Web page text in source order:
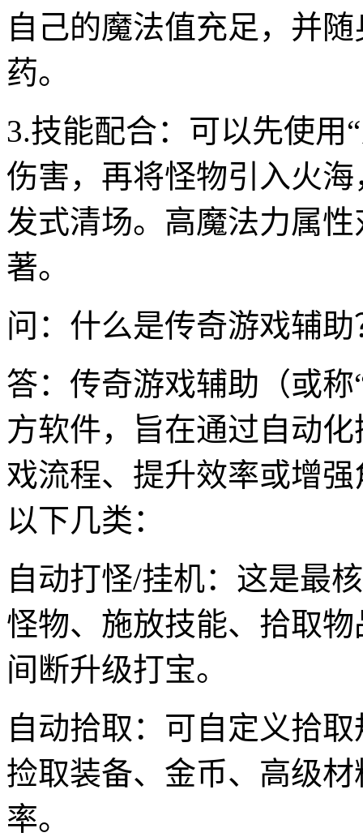
自己的魔法值充足，并
药。
3.技能配合：可以先使用
伤害，再将怪物引入火
发式清场。高魔法力属
著。
问：什么是传奇游戏辅
答：传奇游戏辅助（或称
方软件，旨在通过自动
戏流程、提升效率或增
以下几类：
自动打怪/挂机：这是最
怪物、施放技能、拾取
间断升级打宝。
自动拾取：可自定义拾
捡取装备、金币、高级
率。